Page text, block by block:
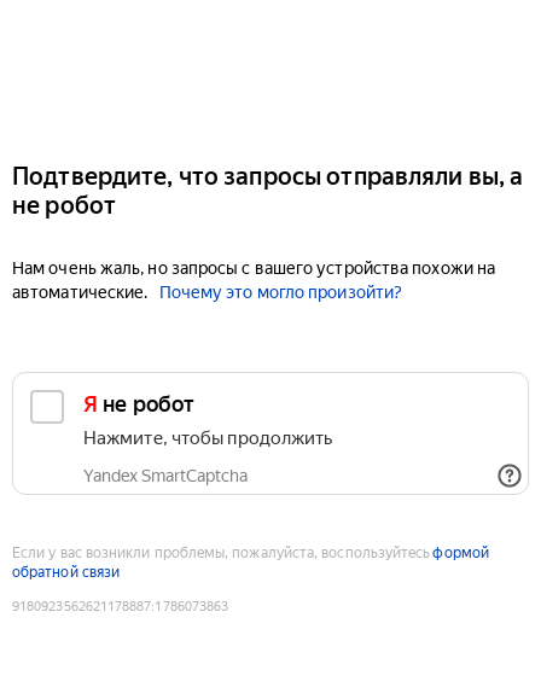
Подтвердите, что запросы отправляли вы, а
не робот
Нам очень жаль, но запросы с вашего устройства похожи на
автоматические.
Почему это могло произойти?
Я не робот
Нажмите, чтобы продолжить
Yandex SmartCaptcha
Если у вас возникли проблемы, пожалуйста, воспользуйтесьформой
обратной связи
9180923562621178887:1786073863